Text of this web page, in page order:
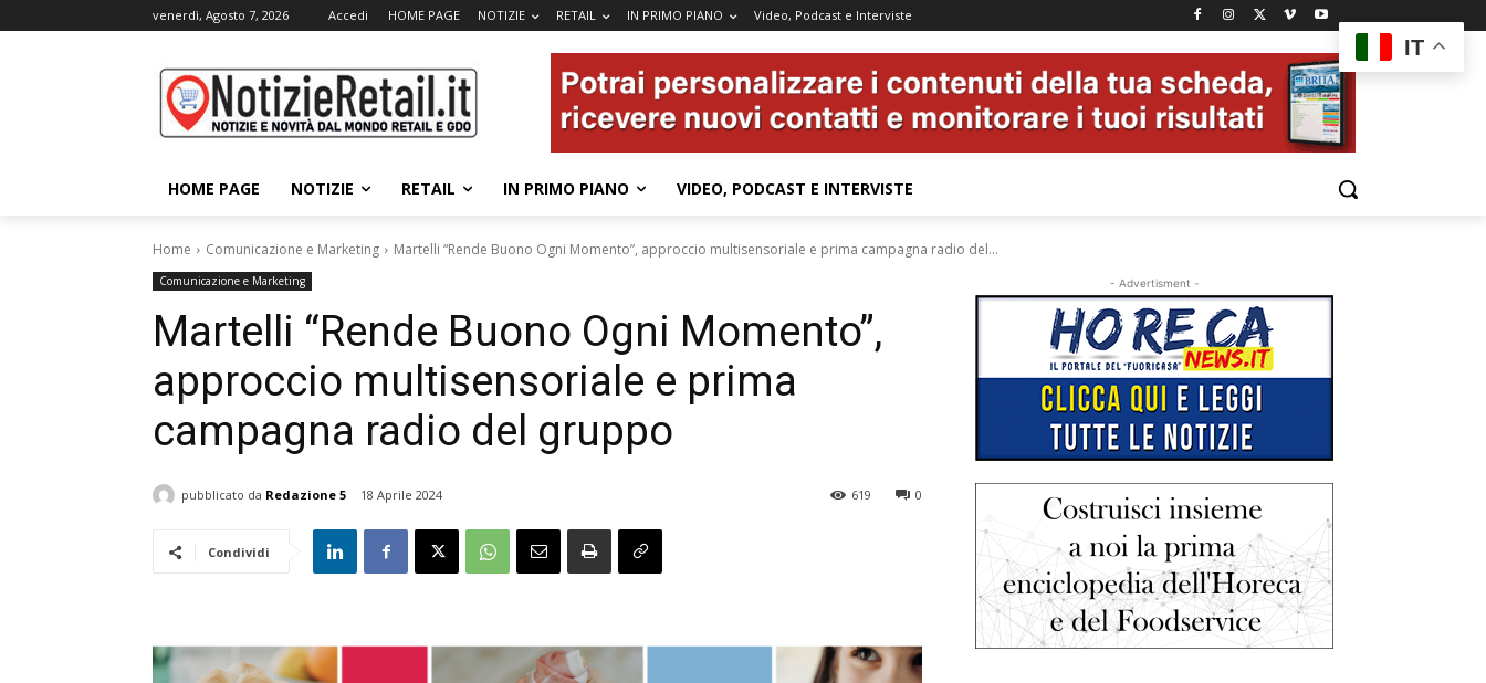
venerdì, Agosto 7, 2026 Accedi HOME PAGE NOTIZIE RETAIL IN PRIMO PIANO Video, Podcast e Interviste
HOME PAGE NOTIZIE RETAIL IN PRIMO PIANO VIDEO, PODCAST E INTERVISTE
Home Comunicazione e Marketing Martelli “Rende Buono Ogni Momento”, approccio multisensoriale e prima campagna radio del...
Comunicazione e Marketing
Martelli “Rende Buono Ogni Momento”,
approccio multisensoriale e prima
campagna radio del gruppo
pubblicato da Redazione 5 18 Aprile 2024 0
619
Condividi
- Advertisment -
IT